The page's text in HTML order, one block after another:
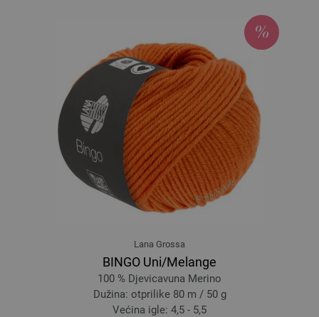
terakota | EAN: 4033493342810
Lana Grossa
BINGO Uni/Melange
100 % Djevicavuna Merino
Dužina: otprilike 80 m / 50 g
Većina igle: 4,5 - 5,5